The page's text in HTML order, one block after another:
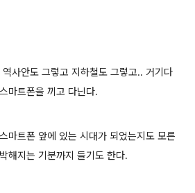
사안도 그렇고 지하철도 그렇고.. 거기다
마트폰을 끼고 다닌다.
마트폰 앞에 있는 시대가 되었는지도 모른
해지는 기분까지 들기도 한다.